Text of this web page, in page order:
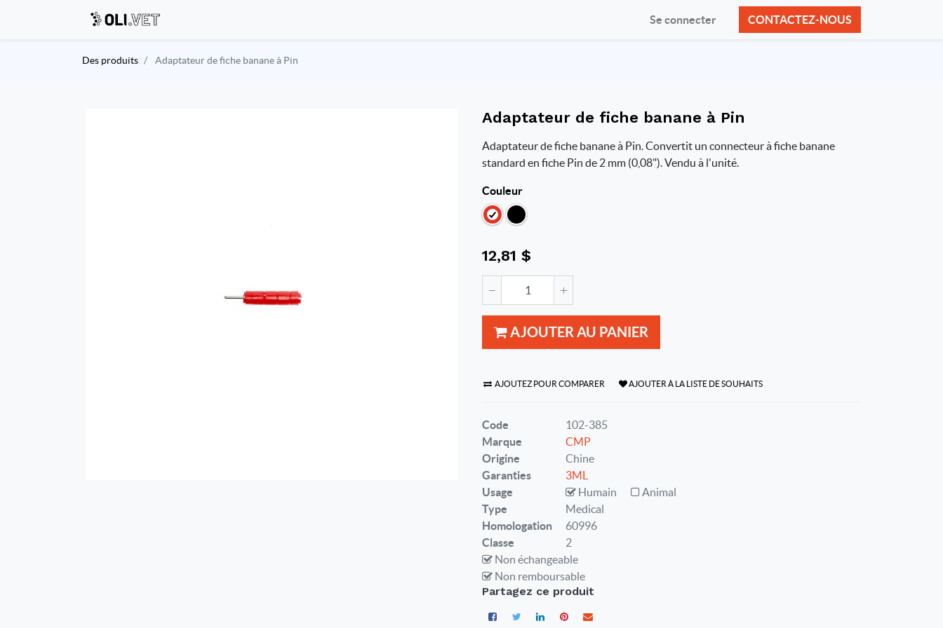
Se connecter CONTACTEZ-NOUS
Des produits Adaptateur de fiche banane à Pin
Adaptateur de fiche banane à Pin
Adaptateur de fiche banane à Pin. Convertit un connecteur à fiche banane
standard en fiche Pin de 2 mm (0,08"). Vendu à l'unité.
Couleur
12,81 $
AJOUTER AU PANIER
AJOUTEZ POUR COMPARER AJOUTER À LA LISTE DE SOUHAITS
Code
102-385
Marque
CMP
Origine
Chine
Garanties
3ML
Usage
Humain
Animal
Type
Medical
Homologation
60996
Classe
2
Non échangeable
Non remboursable
Partagez ce produit